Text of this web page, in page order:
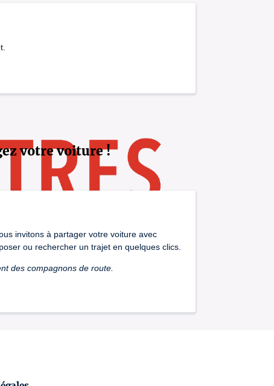
votre voiture !
invitons à partager votre voiture avec
ou rechercher un trajet en quelques clics.
des compagnons de route.